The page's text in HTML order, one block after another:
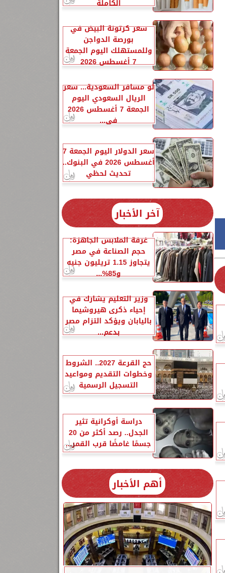
الكاملة
سعر كرتونة البيض في
بورصة الدواجن
وللمستهلك اليوم الجمعة
7 أغسطس 2026
لو مسافر السعودية... سعر
الريال السعودي اليوم
الجمعة 7 أغسطس 2026
في...
سعر الدولار اليوم الجمعة 7
أغسطس 2026 في البنوك..
تحديث لحظي
آخر الأخبار
غرفة الملابس الجاهزة:
حجم الصناعة في مصر
يتجاوز 1.15 تريليون جنيه
و85%...
وزير التعليم يشارك في
إحياء ذكرى هيروشيما
باليابان ويؤكد التزام مصر
بدعم...
حج القرعة 2027.. الشروط
وخطوات التقديم ومواعيد
التسجيل الرسمية
دراسة أوكرانية تثير
الجدل.. رصد أكثر من 20
جسمًا غامضًا قرب القمر...
أهم الأخبار